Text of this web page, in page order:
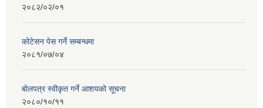
२०८२/०२/०१
कोटेसन पेस गर्ने सम्बन्धमा
२०८१/०७/०४
बोलपत्र स्वीकृत गर्ने आशयको सूचना
२०८०/१०/११